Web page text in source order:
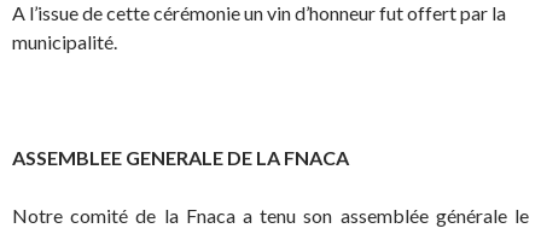
A l’issue de cette cérémonie un vin d’honneur fut offert par la
municipalité.
ASSEMBLEE GENERALE DE LA FNACA
Notre comité de la Fnaca a tenu son assemblée générale le